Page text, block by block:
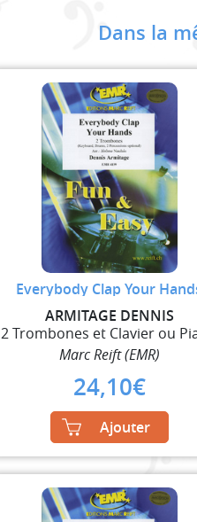
Dans la
Everybody Clap Your
ARMITAGE DENNIS
2 Trombones et Clavier ou
Marc Reift (EMR)
24,10€
Ajouter